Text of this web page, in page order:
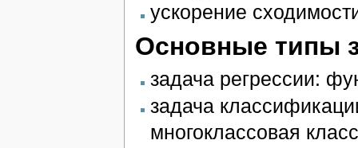
ускорение
Основные типы
задача регрессии:
задача
многоклассовая